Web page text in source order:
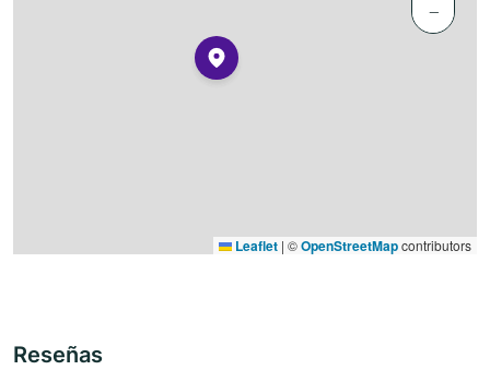
−
Leaflet | ©OpenStreetMapcontributors
Reseñas